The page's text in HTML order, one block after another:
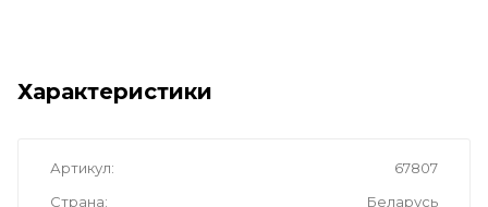
Характеристики
Артикул
67807
Страна
Беларусь